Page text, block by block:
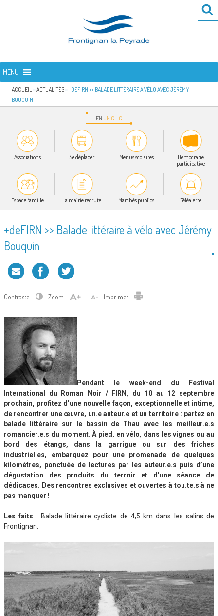
FRONTIGNAN LA PEYRADE
MENU
ACCUEIL »ACTUALITÉS»+DEFIRN >> BALADE LITTÉRAIRE À VÉLO AVEC JÉRÉMY
BOUQUIN
EN UN CLIC
Associations Se déplacer Menus scolaires
Démocratie
participative
Espace famille La mairie recrute Marchés publics Téléalerte
+deFIRN >> Balade littéraire à vélo avec Jérémy
Bouquin
Contraste Zoom Imprimer
Pendant le week-end du Festival
International du Roman Noir / FIRN, du 10 au 12 septembre
prochain, profitez d’une nouvelle façon, exceptionnelle et intime,
de rencontrer une œuvre, un.e auteur.e et un territoire : partez en
balade littéraire sur le bassin de Thau avec les meilleur.e.s
romancier.e.s du moment. À pied, en vélo, dans les vignes ou au
bord des étangs, dans la garrigue ou sur des friches
industrielles, embarquez pour une promenade de quelques
kilomètres, ponctuée de lectures par les auteur.e.s puis d’une
dégustation des produits du terroir et d’une séance de
dédicaces. Des rencontres exclusives et ouvertes à tou.te.s à ne
pas manquer !
Les faits : Balade littéraire cycliste de 4,5 km dans les salins de
Frontignan.